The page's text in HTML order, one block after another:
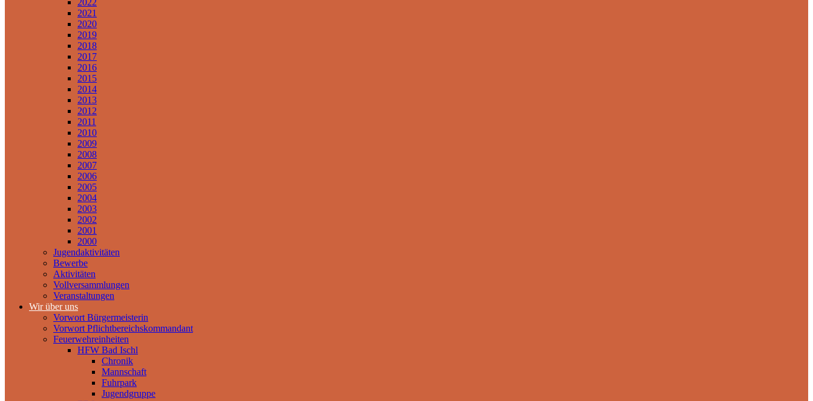
2022
2021
2020
2019
2018
2017
2016
2015
2014
2013
2012
2011
2010
2009
2008
2007
2006
2005
2004
2003
2002
2001
2000
Jugendaktivitäten
Bewerbe
Aktivitäten
Vollversammlungen
Veranstaltungen
Wir über uns
Vorwort Bürgermeisterin
Vorwort Pflichtbereichskommandant
Feuerwehreinheiten
HFW Bad Ischl
Chronik
Mannschaft
Fuhrpark
Jugendgruppe